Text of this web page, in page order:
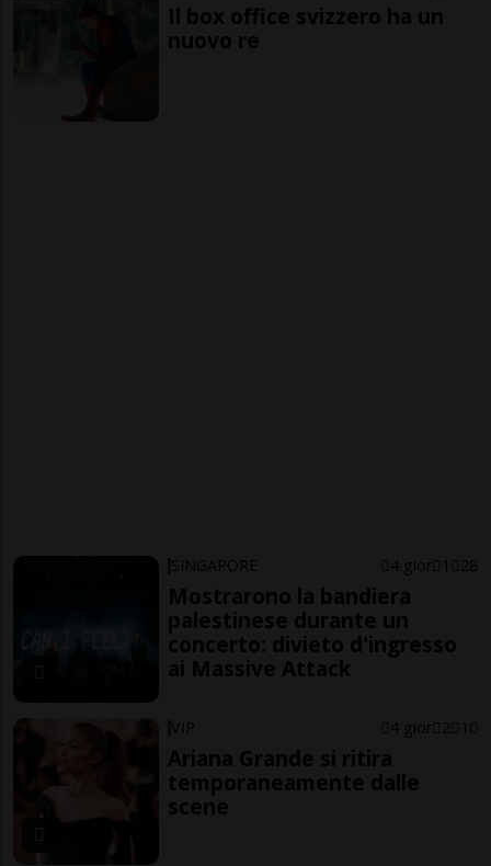
Il box office svizzero ha un
nuovo re
SINGAPORE 4 gior 1 28
Mostrarono la bandiera
palestinese durante un
concerto: divieto d'ingresso
ai Massive Attack
VIP 4 gior 2 10
Ariana Grande si ritira
temporaneamente dalle
scene